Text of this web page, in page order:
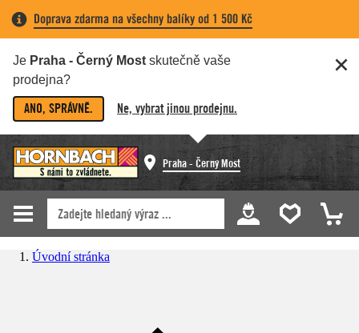
Doprava zdarma na všechny balíky od 1 500 Kč
Je Praha - Černý Most skutečně vaše
prodejna?
ANO, SPRÁVNĚ. Ne, vybrat jinou prodejnu.
Praha - Černý Most
Úvodní stránka